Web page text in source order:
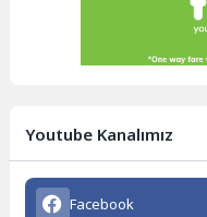
Youtube Kanalımız
Facebook